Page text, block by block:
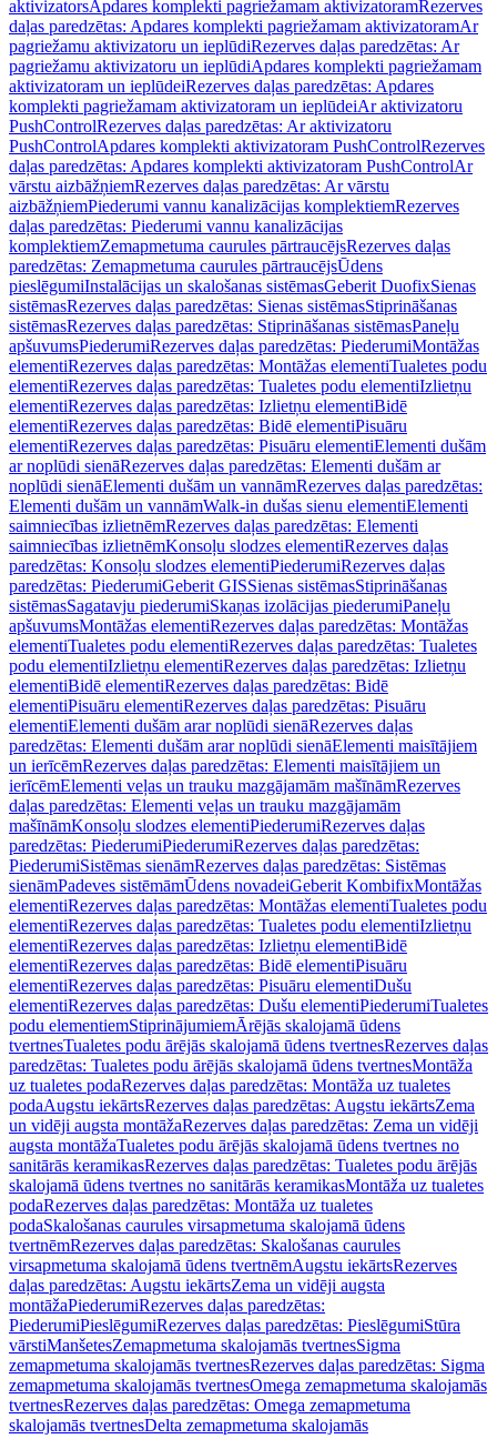
aktivizatorsApdares komplekti pagriežamam aktivizatoramRezerves
daļas paredzētas: Apdares komplekti pagriežamam aktivizatoramAr
pagriežamu aktivizatoru un ieplūdiRezerves daļas paredzētas: Ar
pagriežamu aktivizatoru un ieplūdiApdares komplekti pagriežamam
aktivizatoram un ieplūdeiRezerves daļas paredzētas: Apdares
komplekti pagriežamam aktivizatoram un ieplūdeiAr aktivizatoru
PushControlRezerves daļas paredzētas: Ar aktivizatoru
PushControlApdares komplekti aktivizatoram PushControlRezerves
daļas paredzētas: Apdares komplekti aktivizatoram PushControlAr
vārstu aizbāžņiemRezerves daļas paredzētas: Ar vārstu
aizbāžņiemPiederumi vannu kanalizācijas komplektiemRezerves
daļas paredzētas: Piederumi vannu kanalizācijas
komplektiemZemapmetuma caurules pārtraucējsRezerves daļas
paredzētas: Zemapmetuma caurules pārtraucējsŪdens
pieslēgumiInstalācijas un skalošanas sistēmasGeberit DuofixSienas
sistēmasRezerves daļas paredzētas: Sienas sistēmasStiprināšanas
sistēmasRezerves daļas paredzētas: Stiprināšanas sistēmasPaneļu
apšuvumsPiederumiRezerves daļas paredzētas: PiederumiMontāžas
elementiRezerves daļas paredzētas: Montāžas elementiTualetes podu
elementiRezerves daļas paredzētas: Tualetes podu elementiIzlietņu
elementiRezerves daļas paredzētas: Izlietņu elementiBidē
elementiRezerves daļas paredzētas: Bidē elementiPisuāru
elementiRezerves daļas paredzētas: Pisuāru elementiElementi dušām
ar noplūdi sienāRezerves daļas paredzētas: Elementi dušām ar
noplūdi sienāElementi dušām un vannāmRezerves daļas paredzētas:
Elementi dušām un vannāmWalk-in dušas sienu elementiElementi
saimniecības izlietnēmRezerves daļas paredzētas: Elementi
saimniecības izlietnēmKonsoļu slodzes elementiRezerves daļas
paredzētas: Konsoļu slodzes elementiPiederumiRezerves daļas
paredzētas: PiederumiGeberit GISSienas sistēmasStiprināšanas
sistēmasSagatavju piederumiSkaņas izolācijas piederumiPaneļu
apšuvumsMontāžas elementiRezerves daļas paredzētas: Montāžas
elementiTualetes podu elementiRezerves daļas paredzētas: Tualetes
podu elementiIzlietņu elementiRezerves daļas paredzētas: Izlietņu
elementiBidē elementiRezerves daļas paredzētas: Bidē
elementiPisuāru elementiRezerves daļas paredzētas: Pisuāru
elementiElementi dušām arar noplūdi sienāRezerves daļas
paredzētas: Elementi dušām arar noplūdi sienāElementi maisītājiem
un ierīcēmRezerves daļas paredzētas: Elementi maisītājiem un
ierīcēmElementi veļas un trauku mazgājamām mašīnāmRezerves
daļas paredzētas: Elementi veļas un trauku mazgājamām
mašīnāmKonsoļu slodzes elementiPiederumiRezerves daļas
paredzētas: PiederumiPiederumiRezerves daļas paredzētas:
PiederumiSistēmas sienāmRezerves daļas paredzētas: Sistēmas
sienāmPadeves sistēmāmŪdens novadeiGeberit KombifixMontāžas
elementiRezerves daļas paredzētas: Montāžas elementiTualetes podu
elementiRezerves daļas paredzētas: Tualetes podu elementiIzlietņu
elementiRezerves daļas paredzētas: Izlietņu elementiBidē
elementiRezerves daļas paredzētas: Bidē elementiPisuāru
elementiRezerves daļas paredzētas: Pisuāru elementiDušu
elementiRezerves daļas paredzētas: Dušu elementiPiederumiTualetes
podu elementiemStiprinājumiemĀrējās skalojamā ūdens
tvertnesTualetes podu ārējās skalojamā ūdens tvertnesRezerves daļas
paredzētas: Tualetes podu ārējās skalojamā ūdens tvertnesMontāža
uz tualetes podaRezerves daļas paredzētas: Montāža uz tualetes
podaAugstu iekārtsRezerves daļas paredzētas: Augstu iekārtsZema
un vidēji augsta montāžaRezerves daļas paredzētas: Zema un vidēji
augsta montāžaTualetes podu ārējās skalojamā ūdens tvertnes no
sanitārās keramikasRezerves daļas paredzētas: Tualetes podu ārējās
skalojamā ūdens tvertnes no sanitārās keramikasMontāža uz tualetes
podaRezerves daļas paredzētas: Montāža uz tualetes
podaSkalošanas caurules virsapmetuma skalojamā ūdens
tvertnēmRezerves daļas paredzētas: Skalošanas caurules
virsapmetuma skalojamā ūdens tvertnēmAugstu iekārtsRezerves
daļas paredzētas: Augstu iekārtsZema un vidēji augsta
montāžaPiederumiRezerves daļas paredzētas:
PiederumiPieslēgumiRezerves daļas paredzētas: PieslēgumiStūra
vārstiManšetesZemapmetuma skalojamās tvertnesSigma
zemapmetuma skalojamās tvertnesRezerves daļas paredzētas: Sigma
zemapmetuma skalojamās tvertnesOmega zemapmetuma skalojamās
tvertnesRezerves daļas paredzētas: Omega zemapmetuma
skalojamās tvertnesDelta zemapmetuma skalojamās